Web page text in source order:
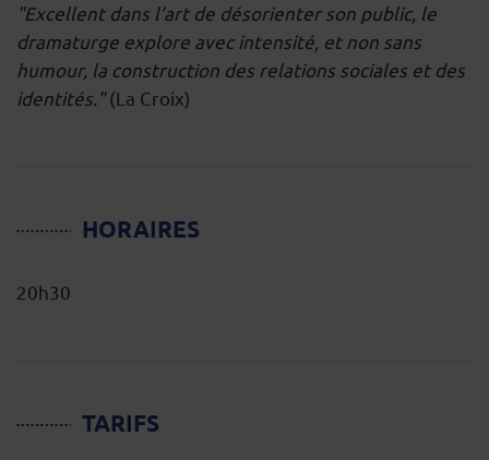
"Excellent dans l’art de désorienter son public, le
dramaturge explore avec intensité, et non sans
humour, la construction des relations sociales et des
identités."(La Croix)
HORAIRES
20h30
TARIFS